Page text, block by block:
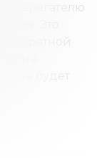
сберегателю
Это
Обратной
будет